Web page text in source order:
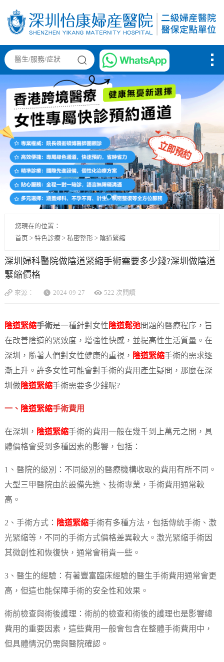
您現在的位置：
首页 > 特色診療> 私密整形> 陰道緊縮
深圳婦科醫院做陰道緊縮手術需要多少錢?深圳做陰道
緊縮價格
來源： 2024-09-27 522 次閱讀
陰道緊縮手術是一種針對女性 陰道鬆弛問題的醫療程序，旨
在改善陰道的緊致度，增強性快感，並提高性生活質量。在
深圳，隨著人們對女性健康的重視， 陰道緊縮手術的需求逐
漸上升。許多女性可能會對手術的費用產生疑問，那麼在深
圳做陰道緊縮手術需要多少錢呢?
一、 陰道緊縮手術費用
在深圳， 陰道緊縮手術的費用一般在幾千到上萬元之間，具
體價格會受到多種因素的影響，包括：
1、醫院的級別：不同級別的醫療機構收取的費用有所不同。
大型三甲醫院由於設備先進、技術專業，手術費用通常較
高。
2、手術方式： 陰道緊縮手術有多種方法，包括傳統手術、激
光緊縮等，不同的手術方式價格差異較大。激光緊縮手術因
其微創性和恢復快，通常會稍貴一些。
3、醫生的經驗：有著豐富臨床經驗的醫生手術費用通常會更
高，但這也能保障手術的安全性和效果。
術前檢查與術後護理：術前的檢查和術後的護理也是影響總
費用的重要因素，這些費用一般會包含在整體手術費用中，
但具體情況仍需與醫院確認。